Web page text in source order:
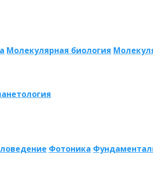
Молекулярная биология
Фотоника